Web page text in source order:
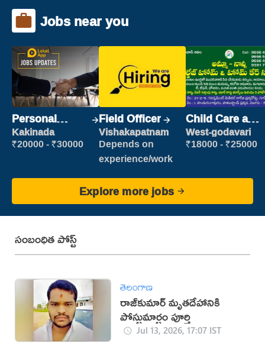
Jobs near you
Personal
Assistant
Kakinada
₹20000 - ₹30000
Field Officer
Vishakapatnam
Depends on
experience/work
Child Care and
Patient care
West-godavari
₹18000 - ₹25000
Explore more jobs
సంబంధిత పోస్ట్
తెలంగాణ
రాజ్‌కుమార్‌ మృతదేహానికి
పోస్టుమార్టం పూర్తి
Jul 13, 2026, 17:07 IST